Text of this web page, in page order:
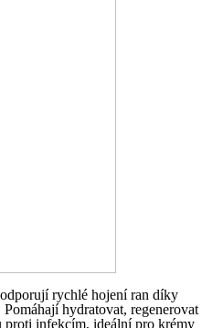
rychlé hojení ran díky
hydratovat, regenerovat
proti infekcím, ideální pro krémy